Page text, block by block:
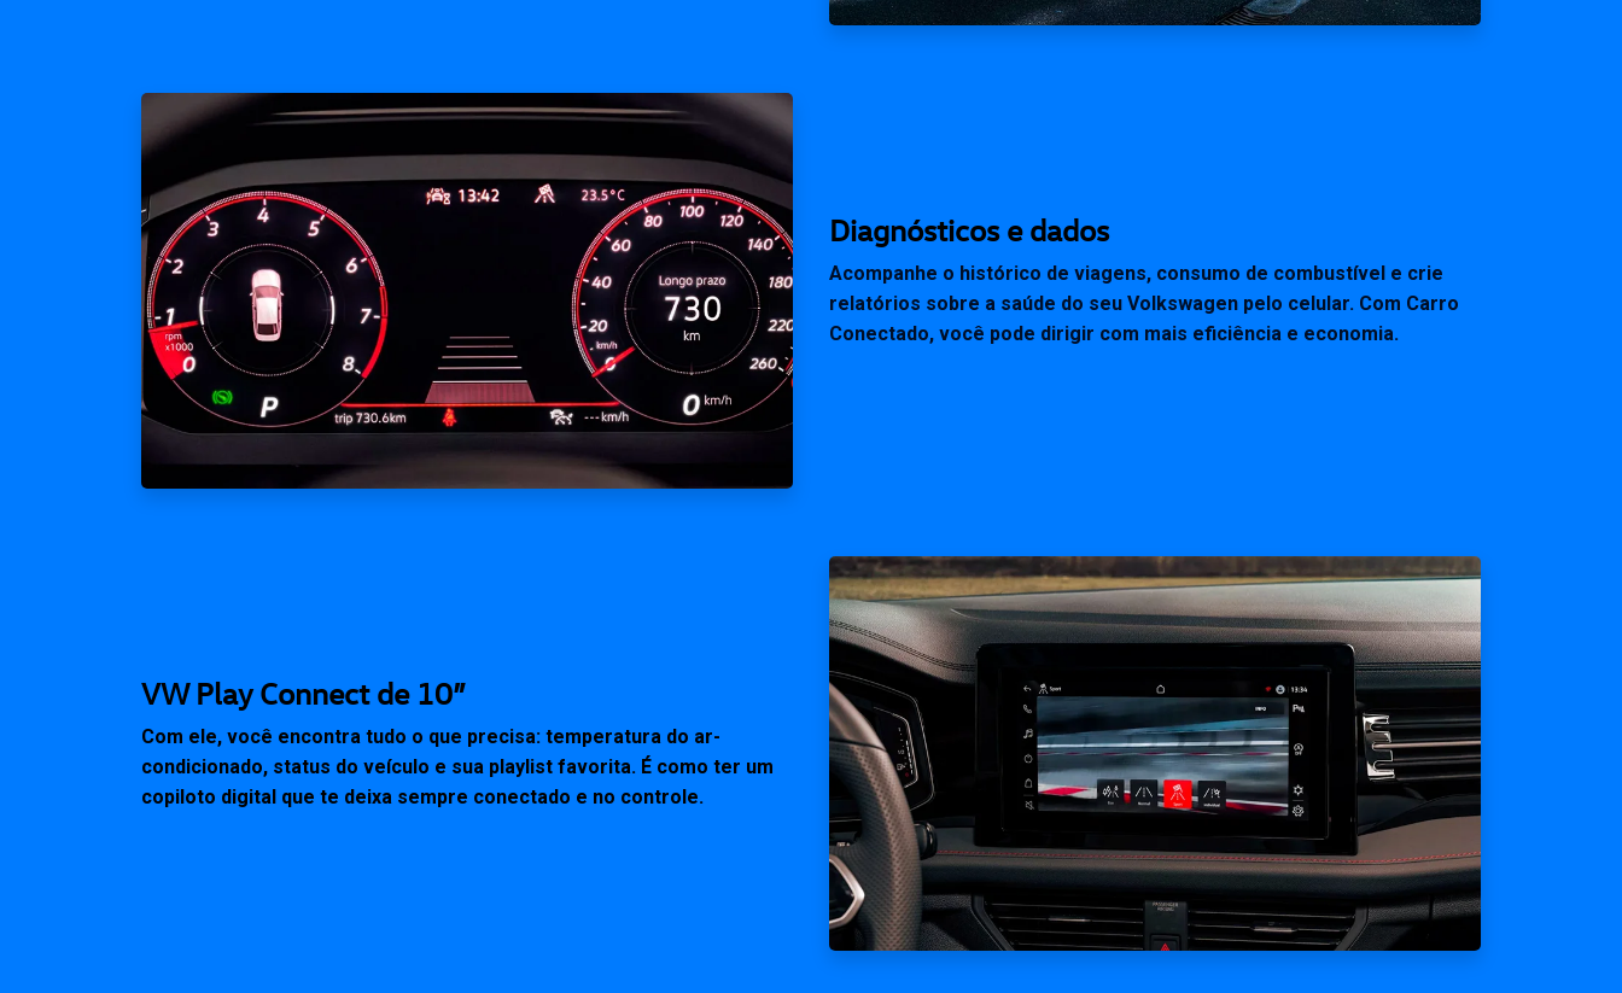
Diagnósticos e dados
Acompanhe o histórico de viagens, consumo de combustível e crie
relatórios sobre a saúde do seu Volkswagen pelo celular. Com Carro
Conectado, você pode dirigir com mais eficiência e economia.
VW Play Connect de 10”
Com ele, você encontra tudo o que precisa: temperatura do ar-
condicionado, status do veículo e sua playlist favorita. É como ter um
copiloto digital que te deixa sempre conectado e no controle.